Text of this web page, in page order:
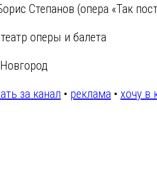
Степанов (опера «Так
оперы и балета
за канал • реклама • хочу в